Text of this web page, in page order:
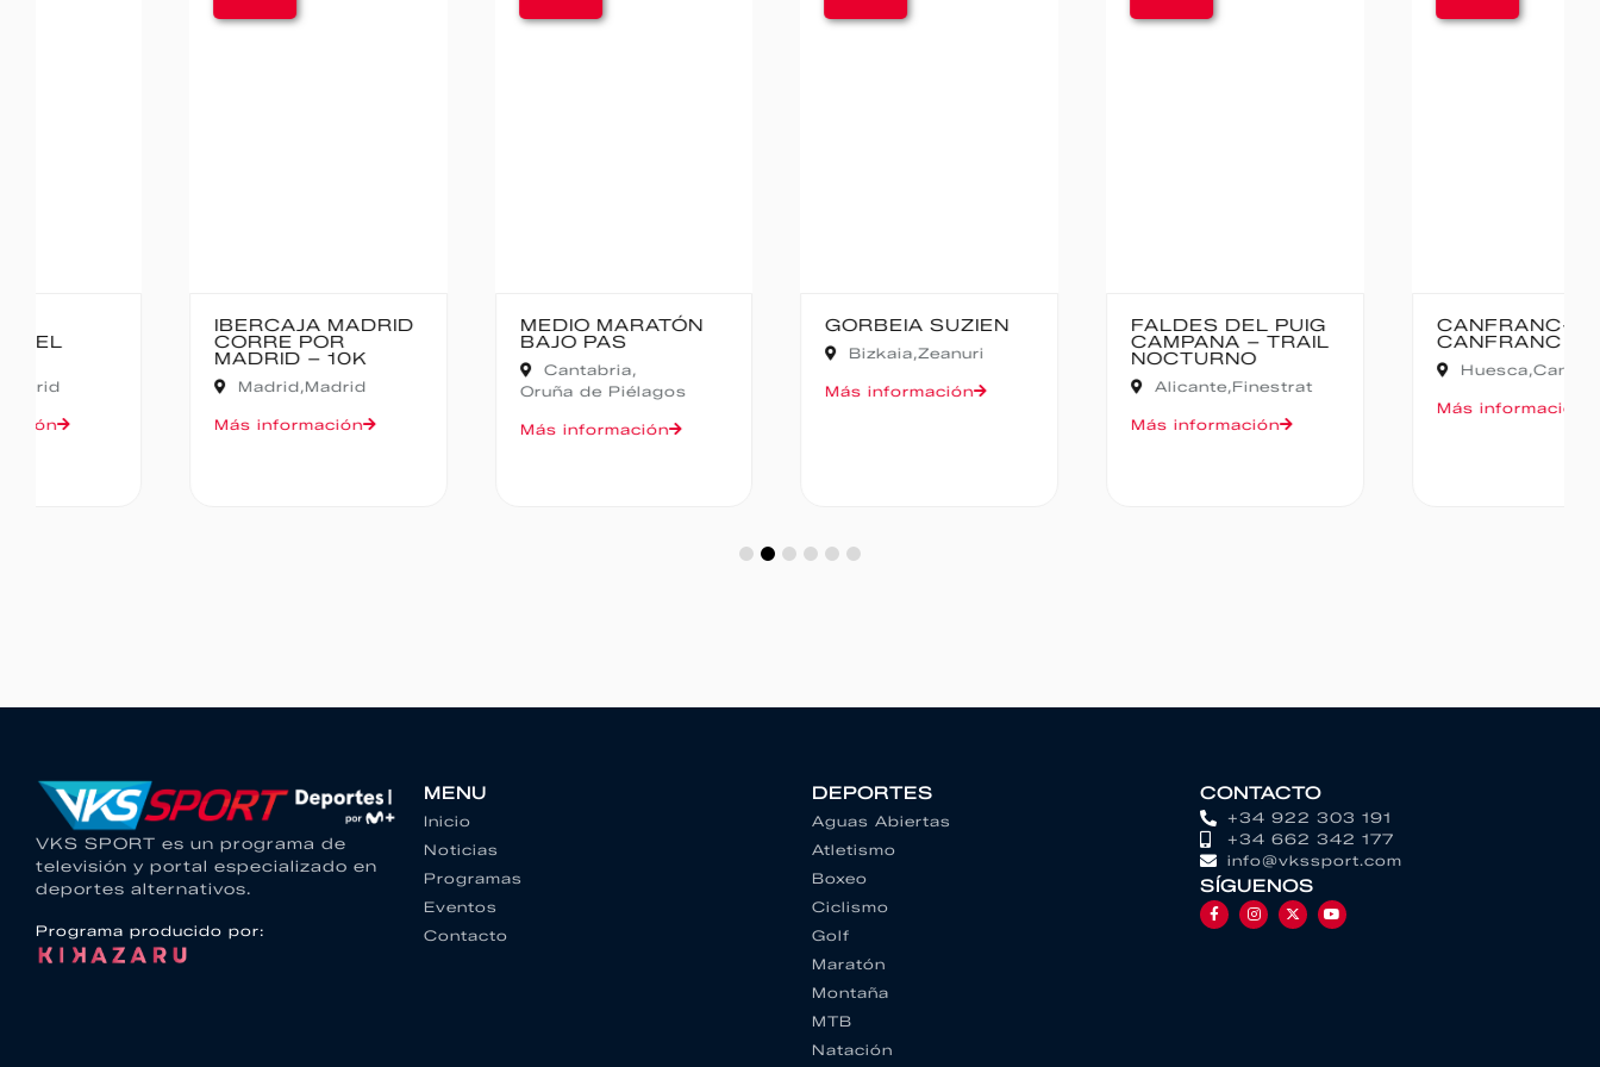
IBERCAJA MADRID
CORRE POR
MADRID – 10K
Madrid
Más información
MEDIO MARATÓN
Oruña de Piélagos
Más información
GORBEIA SUZIEN
Zeanuri
Más información
FALDES DEL PUIG
CAMPANA – TRAIL
Finestrat
Más información
CANFRANC-
CANFRANC
Canfranc
Más información
VKS SPORT es un programa de
televisión y portal especializado en
deportes alternativos.
Programa producido por:
MENU
Inicio
Noticias
Programas
Eventos
Contacto
DEPORTES
Aguas Abiertas
Atletismo
Boxeo
Ciclismo
Golf
Maratón
Montaña
MTB
Natación
CONTACTO
+34 922 303 191
+34 662 342 177
info@vkssport.com
SÍGUENOS